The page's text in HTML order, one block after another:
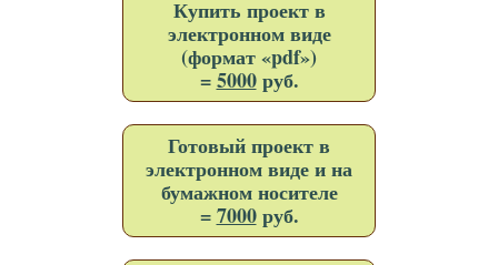
Купить проект в
электронном виде
(формат «pdf»)
=5000руб.
Готовый проект в
электронном виде и на
бумажном носителе
=7000руб.